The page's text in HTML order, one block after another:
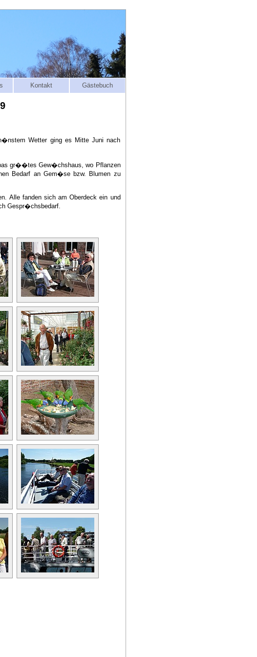
Kontakt Gästebuch
Wetter ging es Mitte Juni nach
gr��tes Gew�chshaus, wo Pflanzen
Bedarf an Gem�se bzw. Blumen zu
Alle fanden sich am Oberdeck ein und
Gespr�chsbedarf.